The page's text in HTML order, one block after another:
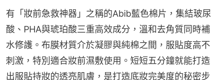
有「妝前急救神器」之稱的Abib藍色棉片，集結玻尿
酸、PHA與琥珀酸三重高效成分，溫和去角質同時補
水修護。布膜材質介於凝膠與純棉之間，服貼度高不
刺激，特別適合妝前濕敷使用。短短五分鐘就能打造
出服貼持妝的透亮肌膚，是打造底妝完美度的秘密步